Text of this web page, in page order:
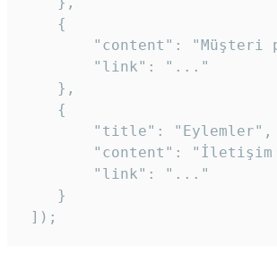
    {
"content": "Müşteri
        "link": "..."
    },
    {
        "title": "Eylemler",
"content":
        "link": "..."
    }
]);